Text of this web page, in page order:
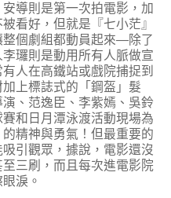
導則是第一次拍電影，加
看好，但就是『七小茫』
個劇組都動員起來—除了
李㼈則是動用所有人脈做宣
人在高鐵站或戲院捕捉到
上標誌式的「鋼盔」髮
、范逸臣、李紫嫣、吳鈴
和日月潭泳渡活動現場為
精神與勇氣！但最重要的
引觀眾，據說，電影還沒
三刷，而且每次進電影院
淚。